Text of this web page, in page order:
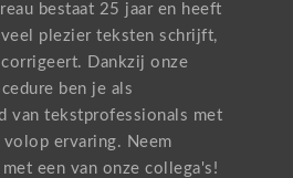
bestaat 25 jaar en heeft
plezier teksten schrijft,
Dankzij onze
ben je als
van tekstprofessionals met
ervaring. Neem
een van onze collega's!